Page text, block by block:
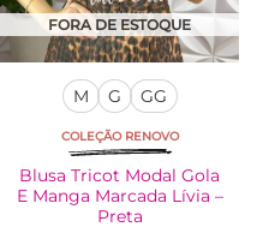
FORA DE ESTOQUE
M G GG
COLEÇÃO RENOVO
Blusa Tricot Modal Gola
E Manga Marcada Lívia –
Preta